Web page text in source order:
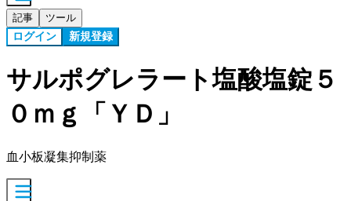
記事 ツール
ログイン 新規登録
サルポグレラート塩酸塩錠５
０ｍｇ「ＹＤ」
血小板凝集抑制薬